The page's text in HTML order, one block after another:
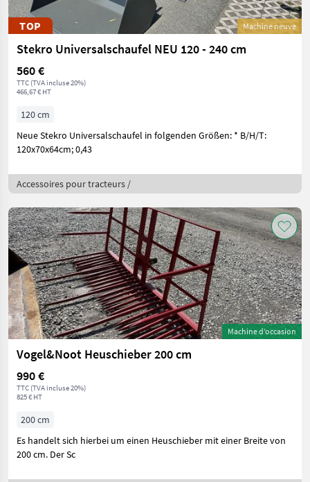
TOP Machine neuve
Stekro Universalschaufel NEU 120 - 240 cm
560 €
TTC (TVA incluse 20%)
466,67 € HT
120 cm
Neue Stekro Universalschaufel in folgenden Größen: * B/H/T:
120x70x64cm; 0,43
Accessoires pour tracteurs /
Machine d’occasion
Vogel&Noot Heuschieber 200 cm
990 €
TTC (TVA incluse 20%)
825 € HT
200 cm
Es handelt sich hierbei um einen Heuschieber mit einer Breite von
200 cm. Der Sc